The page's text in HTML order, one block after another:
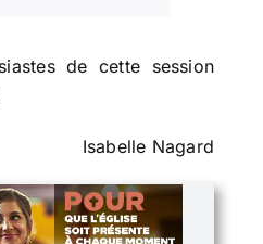
de cette session
Isabelle Nagard